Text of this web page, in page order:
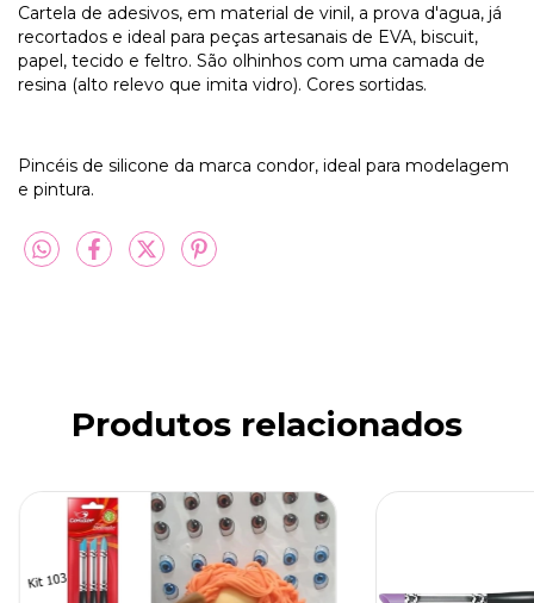
Cartela de adesivos, em material de vinil, a prova d'agua, já
recortados e ideal para peças artesanais de EVA, biscuit,
papel, tecido e feltro. São olhinhos com uma camada de
resina (alto relevo que imita vidro). Cores sortidas.
Pincéis de silicone da marca condor, ideal para modelagem
e pintura.
Produtos relacionados